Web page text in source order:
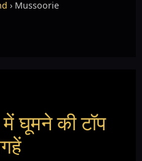
› Mussoorie
घूमने की टॉप